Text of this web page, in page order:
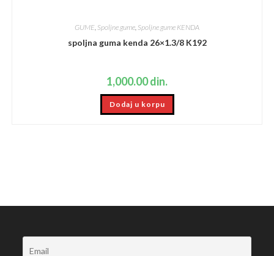
GUME, Spoljne gume, Spoljne gume KENDA
spoljna guma kenda 26×1.3/8 K192
1,000.00din.
Dodaj u korpu